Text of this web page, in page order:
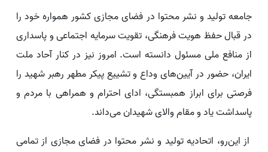
جامعه تولید و نشر محتوا در فضای مجازی کشور همواره خود را
در قبال حفظ هویت فرهنگی، تقویت سرمایه اجتماعی و پاسداری
از منافع ملی مسئول دانسته است. امروز نیز در کنار آحاد ملت
ایران، حضور در آیین‌های وداع و تشییع پیکر مطهر رهبر شهید را
فرصتی برای ابراز همبستگی، ادای احترام و همراهی با مردم و
پاسداشت یاد و مقام والای شهیدان می‌داند.
از این‌رو، اتحادیه تولید و نشر محتوا در فضای مجازی از تمامی